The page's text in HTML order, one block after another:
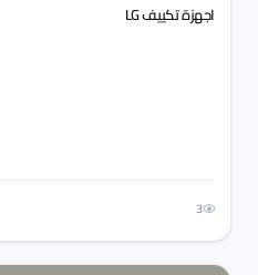
اجهزة تكييف LG
3